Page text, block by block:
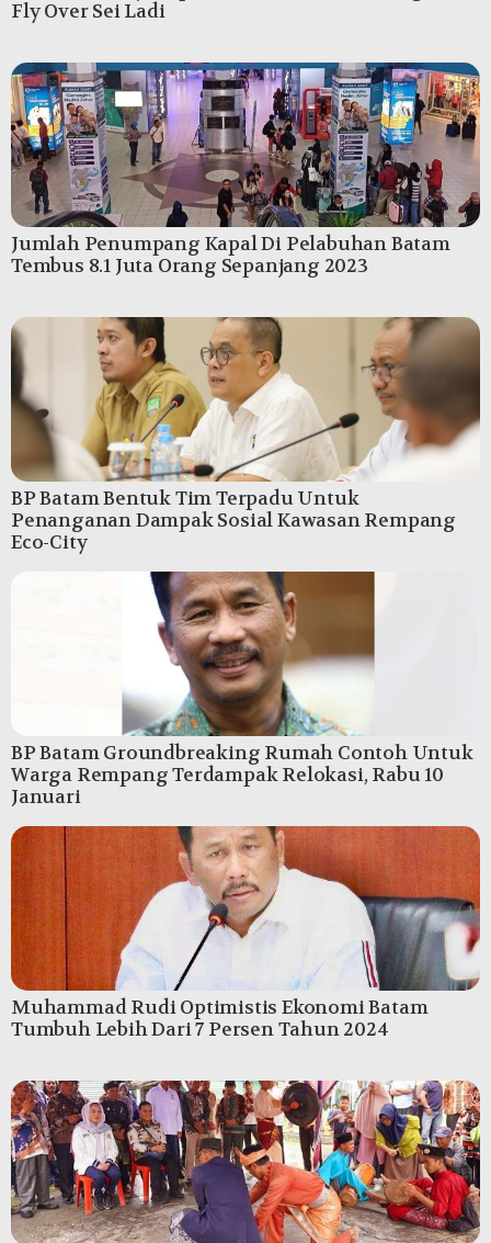
Fly Over Sei Ladi
Jumlah Penumpang Kapal Di Pelabuhan Batam
Tembus 8.1 Juta Orang Sepanjang 2023
BP Batam Bentuk Tim Terpadu Untuk
Penanganan Dampak Sosial Kawasan Rempang
Eco-City
BP Batam Groundbreaking Rumah Contoh Untuk
Warga Rempang Terdampak Relokasi, Rabu 10
Januari
Muhammad Rudi Optimistis Ekonomi Batam
Tumbuh Lebih Dari 7 Persen Tahun 2024